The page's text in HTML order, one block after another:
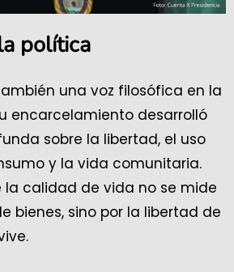
política
una voz filosófica en la
encarcelamiento desarrolló
sobre la libertad, el uso
y la vida comunitaria.
la calidad de vida no se mide
bienes, sino por la libertad de